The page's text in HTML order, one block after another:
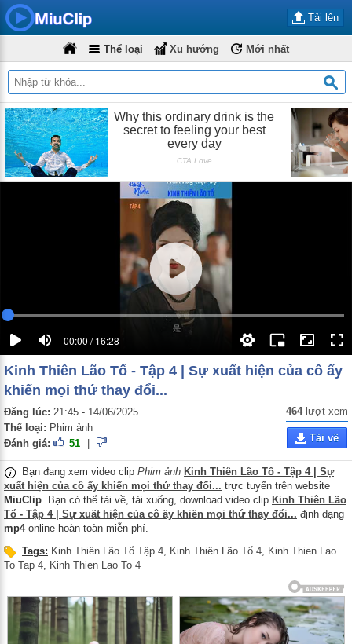
Tải lên
Thể loại Xu hướng Mới nhất
00:00 / 16:28
Kinh Thiên Lão Tổ - Tập 4 | Sự xuất hiện của cô ấy
khiến mọi thứ thay đổi...
Đăng lúc: 21:45 - 14/06/2025
Thể loại: Phim ảnh
Đánh giá:
51
464lượt xem
Tải về
Bạn đang xem video clip Phim ảnh Kinh Thiên Lão Tổ - Tập 4 | Sự
xuất hiện của cô ấy khiến mọi thứ thay đổi... trực tuyến trên website
MiuClip. Bạn có thể tải về, tải xuống, download video clip Kinh Thiên Lão
Tổ - Tập 4 | Sự xuất hiện của cô ấy khiến mọi thứ thay đổi... định dạng
mp4online hoàn toàn miễn phí.
Tags: Kinh Thiên Lão Tổ Tập 4, Kinh Thiên Lão Tổ 4, Kinh Thien Lao
To Tap 4 Kinh Thien Lao To 4